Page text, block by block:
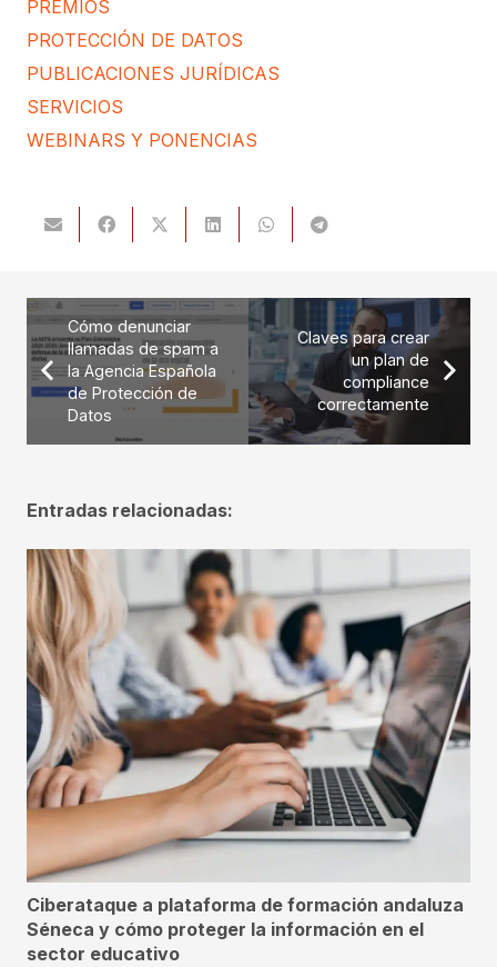
PREMIOS
PROTECCIÓN DE DATOS
PUBLICACIONES JURÍDICAS
SERVICIOS
WEBINARS Y PONENCIAS
Cómo denunciar
llamadas de spam a
la Agencia Española
de Protección de
Datos
Claves para crear
un plan de
compliance
correctamente
Entradas relacionadas:
Ciberataque a plataforma de formación andaluza
Séneca y cómo proteger la información en el
sector educativo